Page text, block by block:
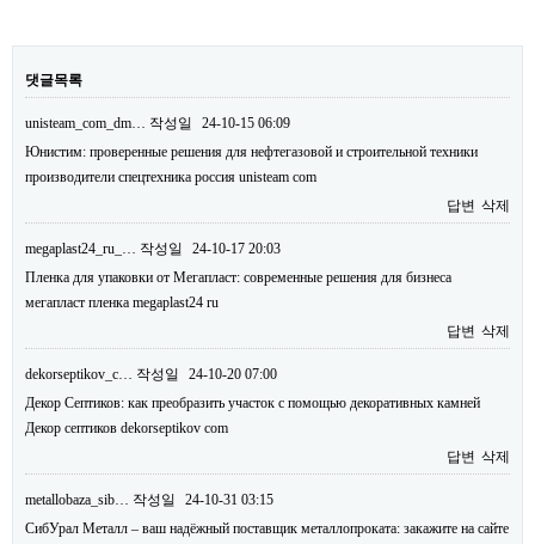
댓글목록
unisteam_com_dm… 작성일
24-10-15 06:09
Юнистим: проверенные решения для нефтегазовой и строительной техники
производители спецтехника россия unisteam com
답변 삭제
megaplast24_ru_… 작성일
24-10-17 20:03
Пленка для упаковки от Мегапласт: современные решения для бизнеса
мегапласт пленка megaplast24 ru
답변 삭제
dekorseptikov_c… 작성일
24-10-20 07:00
Декор Септиков: как преобразить участок с помощью декоративных камней
Декор септиков dekorseptikov com
답변 삭제
metallobaza_sib… 작성일
24-10-31 03:15
СибУрал Металл – ваш надёжный поставщик металлопроката: закажите на сайте